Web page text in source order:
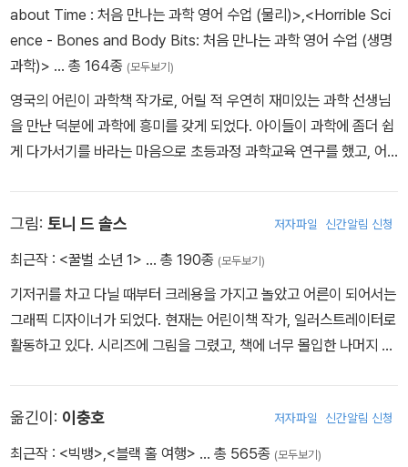
about Time : 처음 만나는 과학 영어 수업 (물리)>,<Horrible Sci
ence - Bones and Body Bits: 처음 만나는 과학 영어 수업 (생명
과학)> … 총 164종 (모두보기)
영국의 어린이 과학책 작가로, 어릴 적 우연히 재미있는 과학 선생님
을 만난 덕분에 과학에 흥미를 갖게 되었다. 아이들이 과학에 좀더 쉽
게 다가서기를 바라는 마음으로 초등과정 과학교육 연구를 했고, 어
다. 취미는 피자 먹기, 자전거 타기, 아재 개그 만들기 등이다. 아직 세
가지를 동시에 시도해 본 적은 없다. 생생한 과학 지식과 유머가 가득
을 2회나 수상했다.
그림: 토니 드 솔스 저자파일 신간알림 신청
최근작 : <꿀벌 소년 1> … 총 190종 (모두보기)
기저귀를 차고 다닐 때부터 크레용을 가지고 놀았고 어른이 되어서는
그래픽 디자이너가 되었다. 현재는 어린이책 작가, 일러스트레이터로
활동하고 있다. 시리즈에 그림을 그렸고, 책에 너무 몰입한 나머지 낙
쿼시를 하거나 시를 쓴다. 아직 스쿼시에 대한 시는 한 편도 쓰지 않았
다. 닉 아놀드와 함께시리즈로 영국왕립학회 주니어 과학도서상을 2
옮긴이: 이충호 저자파일 신간알림 신청
최근작 : <빅뱅>,<블랙 홀 여행> … 총 565종 (모두보기)